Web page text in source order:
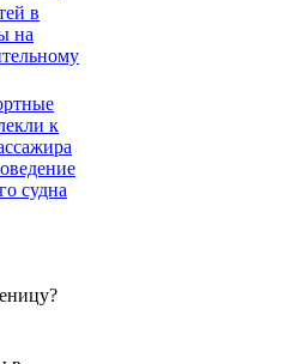
в
на
к
судна